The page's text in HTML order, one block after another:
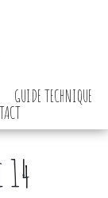
GUIDE TECHNIQUE